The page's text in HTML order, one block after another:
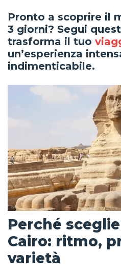
Pronto a scoprire il
3 giorni? Segui
trasforma il tuo
un’esperienza
indimenticabile.
Perché
Cairo: ritmo,
varietà